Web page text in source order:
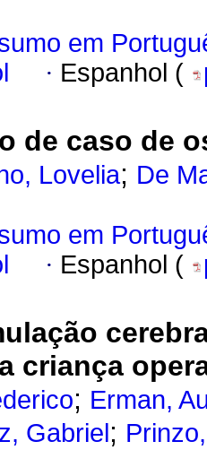
em
· Espanhol (
de caso de
Lovelia; De
em
· Espanhol (
criança
; Erman,
Gabriel ;